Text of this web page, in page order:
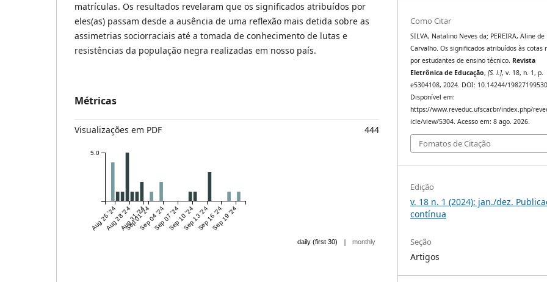
matrículas. Os resultados revelaram que os significados atribuídos por
eles(as) passam desde a ausência de uma reflexão mais detida sobre as
assimetrias sociorraciais até a tomada de conhecimento de lutas e
resistências da população negra realizadas em nosso país.
Métricas
Visualizações em PDF 444
Aug 25 '24Aug 28 '24Aug 31 '24
Sep 01 '24Sep 04 '24Sep 07 '24Sep 10 '24Sep 13 '24Sep 16 '24Sep 19 '24
5.0
daily (first 30) | monthly
Como Citar
SILVA, Natalino Neves da; PEREIRA, Aline de
Carvalho. Os significados atribuídos às cotas
por estudantes de ensino técnico. Revista
Eletrônica de Educação,[S. l.], v. 18, n. 1, p.
e5304108, 2024. DOI: 10.14244/
Disponível em:
https://www.reveduc.ufscar.br/index.php/
icle/view/5304. Acesso em: 8 ago. 2026.
Fomatos de Citação
Edição
v. 18 n. 1 (2024): jan./dez.
contínua
Seção
Artigos